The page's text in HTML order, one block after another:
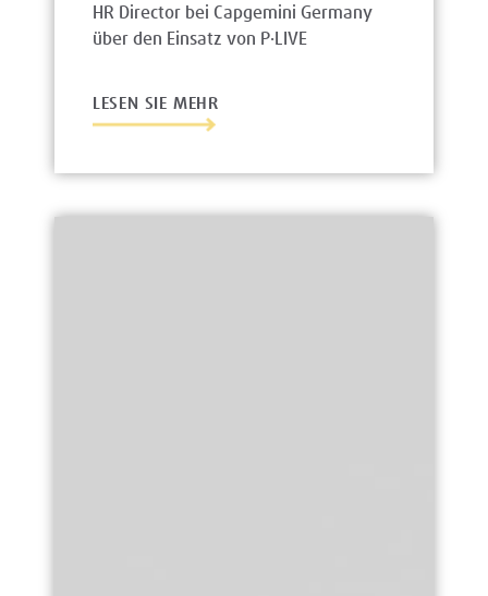
HR Director bei Capgemini Germany
über den Einsatz von P·LIVE
LESEN SIE MEHR